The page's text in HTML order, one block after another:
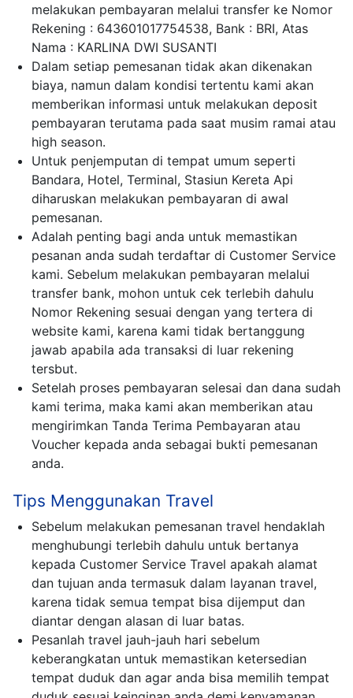
melakukan pembayaran melalui transfer ke Nomor
Rekening : 643601017754538, Bank : BRI, Atas
Nama : KARLINA DWI SUSANTI
Dalam setiap pemesanan tidak akan dikenakan
biaya, namun dalam kondisi tertentu kami akan
memberikan informasi untuk melakukan deposit
pembayaran terutama pada saat musim ramai atau
high season.
Untuk penjemputan di tempat umum seperti
Bandara, Hotel, Terminal, Stasiun Kereta Api
diharuskan melakukan pembayaran di awal
pemesanan.
Adalah penting bagi anda untuk memastikan
pesanan anda sudah terdaftar di Customer Service
kami. Sebelum melakukan pembayaran melalui
transfer bank, mohon untuk cek terlebih dahulu
Nomor Rekening sesuai dengan yang tertera di
website kami, karena kami tidak bertanggung
jawab apabila ada transaksi di luar rekening
tersbut.
Setelah proses pembayaran selesai dan dana sudah
kami terima, maka kami akan memberikan atau
mengirimkan Tanda Terima Pembayaran atau
Voucher kepada anda sebagai bukti pemesanan
anda.
Tips Menggunakan Travel
Sebelum melakukan pemesanan travel hendaklah
menghubungi terlebih dahulu untuk bertanya
kepada Customer Service Travel apakah alamat
dan tujuan anda termasuk dalam layanan travel,
karena tidak semua tempat bisa dijemput dan
diantar dengan alasan di luar batas.
Pesanlah travel jauh-jauh hari sebelum
keberangkatan untuk memastikan ketersedian
tempat duduk dan agar anda bisa memilih tempat